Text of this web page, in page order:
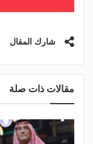
شارك المقال
مقالات ذات صلة